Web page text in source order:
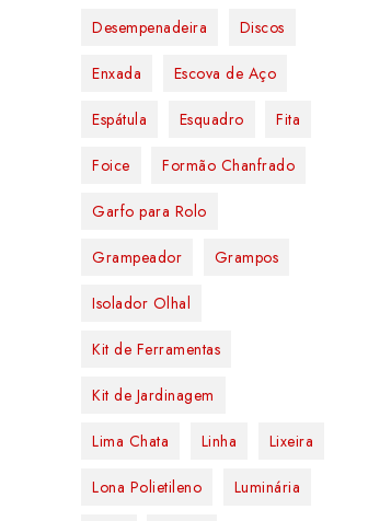
Desempenadeira Discos
Enxada Escova de Aço
Espátula Esquadro Fita
Foice Formão Chanfrado
Garfo para Rolo
Grampeador Grampos
Isolador Olhal
Kit de Ferramentas
Kit de Jardinagem
Lima Chata Linha Lixeira
Lona Polietileno Luminária